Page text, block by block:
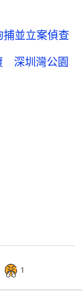
並立案偵查
深圳灣公園
1